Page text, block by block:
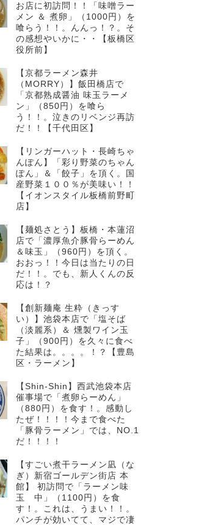
お店に初訪問！！「味噌ラー
メン ＆ 煮卵」（1000円）を
喰らう！！。んんっ！？。そ
の感想やいかに・・【板橋区
役所前】
【京都ラーメン森井
（MORRY）】飯田橋店で
「京都熟成醤油 味玉ラーメ
ン」（850円）を喰ら
う！！。泣きのリベンジ再訪
だ！！【千代田区】
【リンガーハット・長崎ちゃ
んぽん】「彩り野菜のちゃん
ぽん」＆「餃子」を頂く。国
産野菜１００％が美味い！！
【イオンスタイル板橋前野町
店】
【麺処さとう】板橋・本蓮沼
店で「濃厚魚介豚骨らーめん
＆味玉」（960円）を頂く。
おおっ！！今日は当たりの日
だ！！。でも、新人くんの反
応は！？
【創新麺庵 生粋（きっす
い）】池袋本店で「塩そば
（淡麗系）＆ 燻製ワイン玉
子」（900円）を久々に食べ
た結果は。。。。！？【豊島
区・ラーメン】
【Shin-Shin】西武池袋本店
催事場で「煮卵らーめん」
（880円）を食す！。感動し
たぜ！！！！今まで食べた
「豚骨ラーメン」では、NO.1
だ！！！！
【すごい煮干ラーメン凪（な
ぎ）新宿ゴールデン街店 本
館】 初訪問で「ラーメン味
玉 中」（1100円）を食
す！。これは、うまい！！。
パンチが効いてて、マジで凄